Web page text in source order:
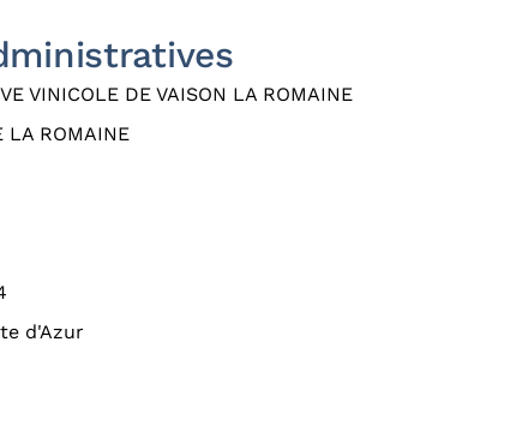
VINICOLE DE VAISON LA ROMAINE
LA ROMAINE
d'Azur